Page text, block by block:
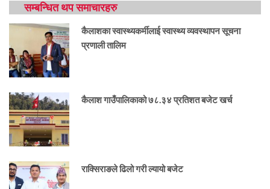
सम्बन्धित थप समाचारहरु
कैलाशका स्वास्थ्यकर्मीलाई स्वास्थ्य व्यवस्थापन सूचना
प्रणाली तालिम
कैलाश गाउँपालिकाको ७८.३४ प्रतिशत बजेट खर्च
राक्सिराङले ढिलो गरी ल्यायो बजेट